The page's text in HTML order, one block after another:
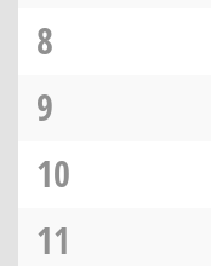
8
9
10
11